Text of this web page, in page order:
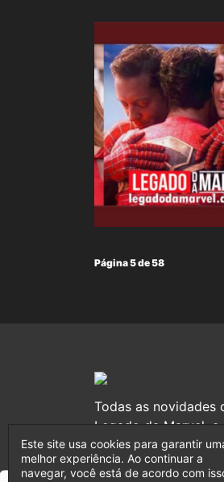
Página 5 de 58
Todas as novidades
Legado da Marvel,
Este site usa cookies para garantir
melhor experiência. Ao continuar a
navegar, você está de acordo com